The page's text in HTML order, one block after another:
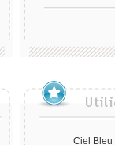
Ciel Bleu